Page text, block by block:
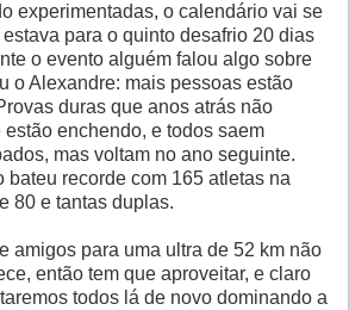
experimentadas, o calendário vai se
para o quinto desafrio 20 dias
o evento alguém falou algo sobre
o Alexandre: mais pessoas estão
duras que anos atrás não
enchendo, e todos saem
mas voltam no ano seguinte.
bateu recorde com 165 atletas na
80 e tantas duplas.
amigos para uma ultra de 52 km não
então tem que aproveitar, e claro
todos lá de novo dominando a